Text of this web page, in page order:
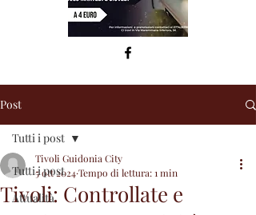
Post
Tutti i post
Attualità
Tutti i post
Tivoli: Controllate e
Tivoli Guidonia City
5 ott 2024Tempo di lettura: 1 min